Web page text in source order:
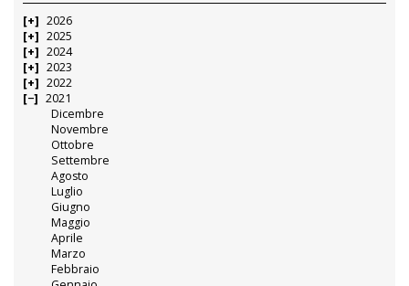
2026
2025
2024
2023
2022
2021
Dicembre
Novembre
Ottobre
Settembre
Agosto
Luglio
Giugno
Maggio
Aprile
Marzo
Febbraio